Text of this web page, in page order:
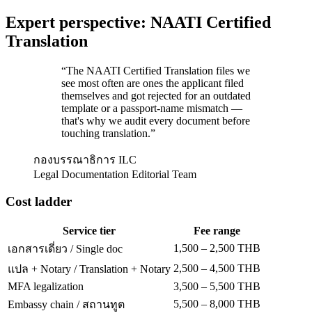
Expert perspective: NAATI Certified
Translation
“The NAATI Certified Translation files we
see most often are ones the applicant filed
themselves and got rejected for an outdated
template or a passport-name mismatch —
that's why we audit every document before
touching translation.”
กองบรรณาธิการ ILC
Legal Documentation Editorial Team
Cost ladder
Service tier
Fee range
เอกสารเดี่ยว / Single doc
1,500 – 2,500 THB
แปล + Notary / Translation + Notary 2,500 – 4,500 THB
MFA legalization
3,500 – 5,500 THB
Embassy chain / สถานทูต
5,500 – 8,000 THB